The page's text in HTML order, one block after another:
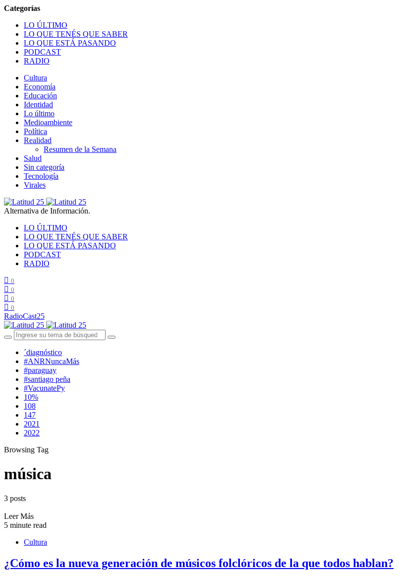
LO ÚLTIMO
LO QUE TENÉS QUE SABER
LO QUE ESTÁ PASANDO
PODCAST
RADIO
Cultura
Economía
Educación
Identidad
Lo último
Medioambiente
Política
Realidad
Resumen de la Semana
Salud
Sin categoría
Tecnología
Virales
Alternativa de Información.
LO ÚLTIMO
LO QUE TENÉS QUE SABER
LO QUE ESTÁ PASANDO
PODCAST
RADIO
0
0
0
0
RadioCast25
´diagnóstico
#ANRNuncaMás
#paraguay
#santiago peña
#VacunatePy
10%
108
147
2021
2022
Browsing Tag
música
3 posts
Leer Más
5 minute read
Cultura
¿Cómo es la nueva generación de músicos folclóricos de la que todos hablan?